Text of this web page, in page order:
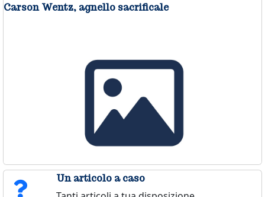
Carson Wentz, agnello sacrificale
Un articolo a caso